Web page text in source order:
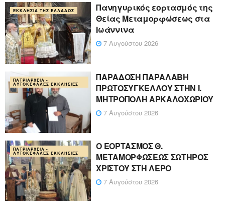
ΕΚΚΛΗΣΊΑ ΤΗΣ ΕΛΛΆΔΟΣ
Πανηγυρικός εορτασμός της
Θείας Μεταμορφώσεως στα
Ιωάννινα
7 Αυγούστου 2026
ΠΑΤΡΙΑΡΧΕΊΑ -
ΑΥΤΟΚΈΦΑΛΕΣ ΕΚΚΛΗΣΊΕΣ
ΠΑΡΑΔΟΣΗ ΠΑΡΑΛΑΒΗ
ΠΡΩΤΟΣΥΓΚΕΛΛΟΥ ΣΤΗΝ Ι.
ΜΗΤΡΟΠΟΛΗ ΑΡΚΑΛΟΧΩΡΙΟΥ
7 Αυγούστου 2026
ΠΑΤΡΙΑΡΧΕΊΑ -
ΑΥΤΟΚΈΦΑΛΕΣ ΕΚΚΛΗΣΊΕΣ
Ο ΕΟΡΤΑΣΜΟΣ Θ.
ΜΕΤΑΜΟΡΦΩΣΕΩΣ ΣΩΤΗΡΟΣ
ΧΡΙΣΤΟΥ ΣΤΗ ΛΕΡΟ
7 Αυγούστου 2026